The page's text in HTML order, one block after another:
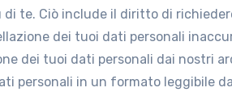
te. Ciò include il diritto di
dei tuoi dati personali
dei tuoi dati personali dai nostri
personali in un formato leggibile